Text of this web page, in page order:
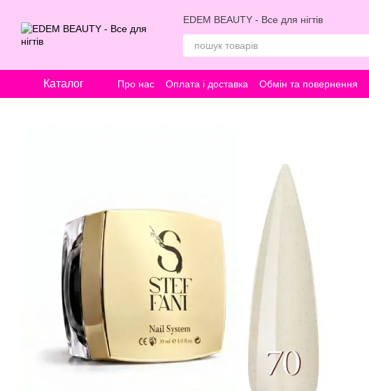
EDEM BEAUTY - Все для нігтів
Каталог Про нас Оплата і доставка Обмін та повернення